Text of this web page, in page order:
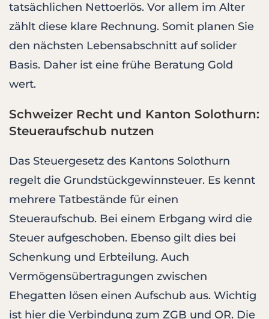
tatsächlichen Nettoerlös. Vor allem im Alter
zählt diese klare Rechnung. Somit planen Sie
den nächsten Lebensabschnitt auf solider
Basis. Daher ist eine frühe Beratung Gold
wert.
Schweizer Recht und Kanton Solothurn:
Steueraufschub nutzen
Das Steuergesetz des Kantons Solothurn
regelt die Grundstückgewinnsteuer. Es kennt
mehrere Tatbestände für einen
Steueraufschub. Bei einem Erbgang wird die
Steuer aufgeschoben. Ebenso gilt dies bei
Schenkung und Erbteilung. Auch
Vermögensübertragungen zwischen
Ehegatten lösen einen Aufschub aus. Wichtig
ist hier die Verbindung zum ZGB und OR. Die